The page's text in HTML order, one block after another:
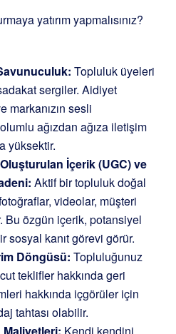
yatırım yapmalısınız?
Topluluk üyeleri
sergiler. Aidiyet
markanızın sesli
ağızdan ağıza iletişim
yüksektir.
Oluşturulan İçerik (UGC) ve
Aktif bir topluluk doğal
videolar, müşteri
Bu özgün içerik, potansiyel
sosyal kanıt görevi görür.
Döngüsü: Topluluğunuz
teklifler hakkında geri
hakkında içgörüler için
tahtası olabilir.
Maliyetleri: Kendi kendini